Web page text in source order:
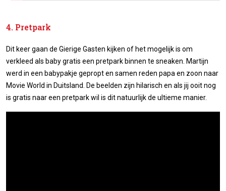
4. Pretpark
Dit keer gaan de Gierige Gasten kijken of het mogelijk is om
verkleed als baby gratis een pretpark binnen te sneaken. Martijn
werd in een babypakje gepropt en samen reden papa en zoon naar
Movie World in Duitsland. De beelden zijn hilarisch en als jij ooit nog
is gratis naar een pretpark wil is dit natuurlijk de ultieme manier.